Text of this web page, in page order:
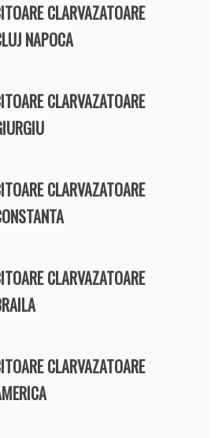
CLARVAZATOARE
NAPOCA
CLARVAZATOARE
CLARVAZATOARE
CLARVAZATOARE
CLARVAZATOARE